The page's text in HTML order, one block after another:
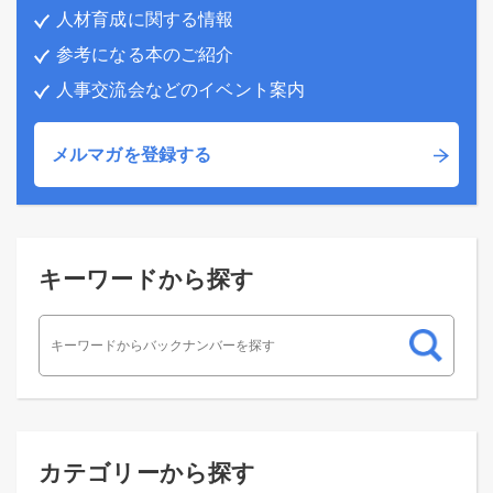
人材育成に関する情報
参考になる本のご紹介
人事交流会などのイベント案内
メルマガを登録する
キーワードから探す
カテゴリーから探す